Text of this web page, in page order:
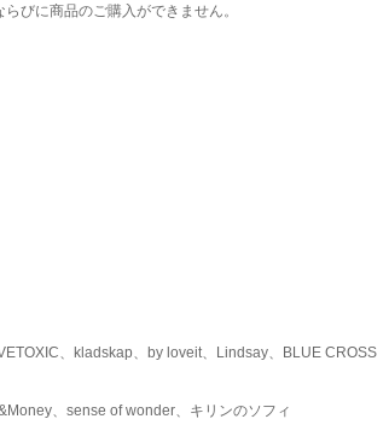
びに商品のご購入ができません。
、kladskap、by loveit、Lindsay、BLUE CROSS
、sense of wonder、キリンのソフィ